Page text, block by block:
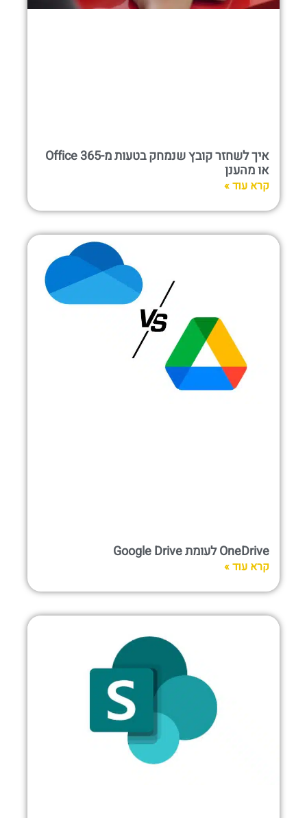
איך לשחזר קובץ שנמחק בטעות מ-Office 365
או מהענן
קרא עוד »
OneDrive לעומת Google Drive
קרא עוד »